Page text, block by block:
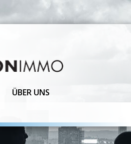
ÜBER UNS